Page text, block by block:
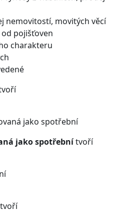
nemovitostí, movitých věcí
pojišťoven
charakteru
jako spotřební
jako spotřebnítvoří
tvoří